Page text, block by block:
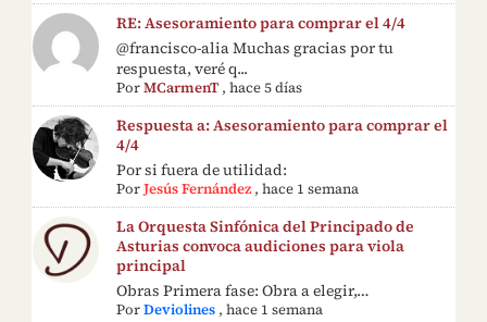
RE: Asesoramiento para comprar el 4/4
@francisco-alia Muchas gracias por tu
respuesta, veré q...
PorMCarmenT,hace 5 días
Respuesta a: Asesoramiento para comprar el
4/4
Por si fuera de utilidad:
PorJesús Fernández ,hace 1 semana
La Orquesta Sinfónica del Principado de
Asturias convoca audiciones para viola
principal
Obras Primera fase: Obra a elegir,…
PorDeviolines ,hace 1 semana